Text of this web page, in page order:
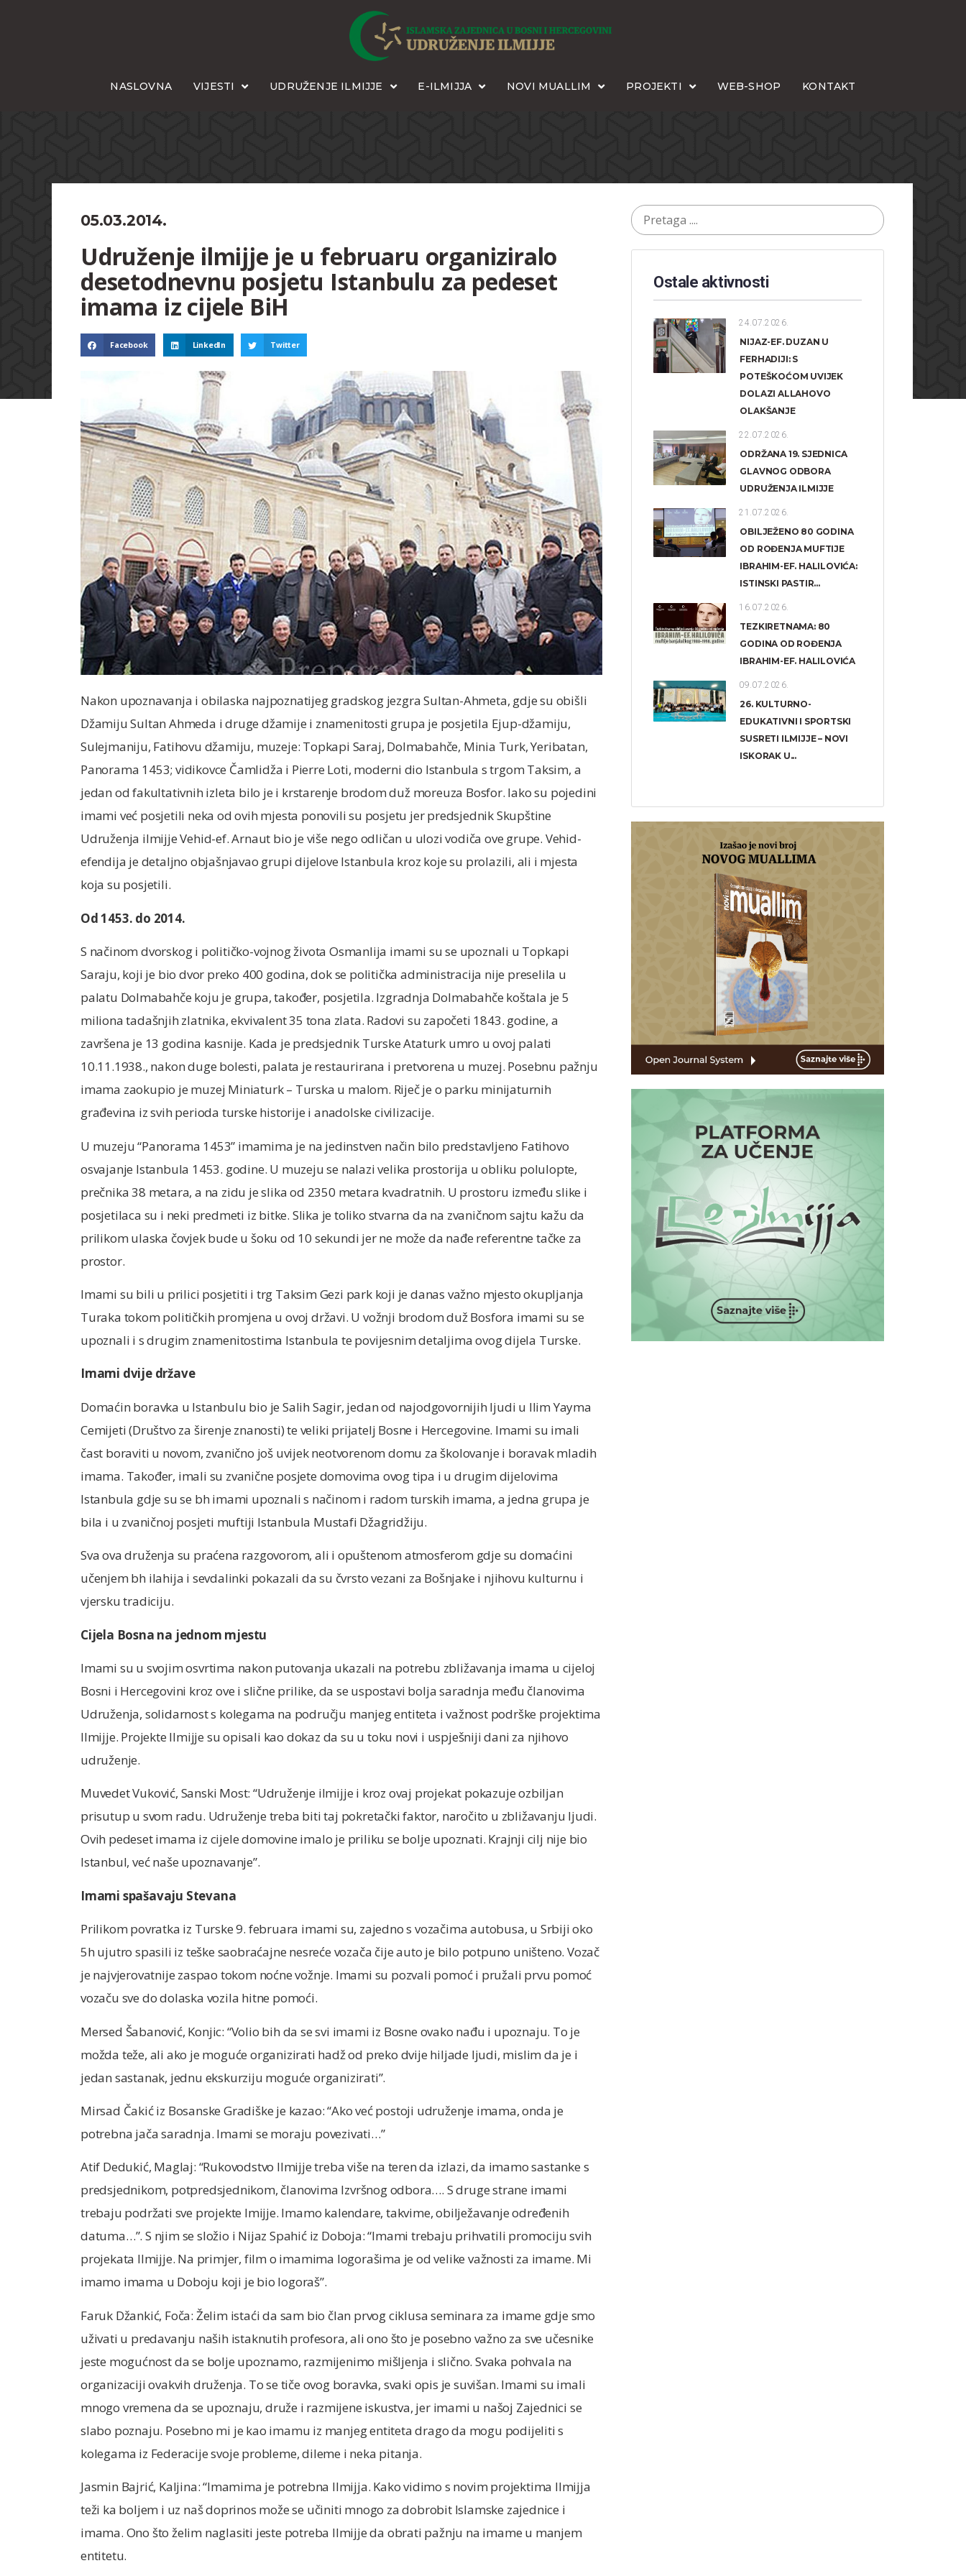
NASLOVNA VIJESTI UDRUŽENJE ILMIJJE E-ILMIJJA NOVI MUALLIM PROJEKTI WEB-SHOP KONTAKT
05.03.2014.
Udruženje ilmijje je u februaru organiziralo
desetodnevnu posjetu Istanbulu za pedeset
imama iz cijele BiH
Facebook LinkedIn Twitter
Nakon upoznavanja i obilaska najpoznatijeg gradskog jezgra Sultan-Ahmeta, gdje su obišli
Džamiju Sultan Ahmeda i druge džamije i znamenitosti grupa je posjetila Ejup-džamiju,
Sulejmaniju, Fatihovu džamiju, muzeje: Topkapi Saraj, Dolmabahče, Minia Turk, Yeribatan,
Panorama 1453; vidikovce Čamlidža i Pierre Loti, moderni dio Istanbula s trgom Taksim, a
jedan od fakultativnih izleta bilo je i krstarenje brodom duž moreuza Bosfor. Iako su pojedini
imami već posjetili neka od ovih mjesta ponovili su posjetu jer predsjednik Skupštine
Udruženja ilmijje Vehid-ef. Arnaut bio je više nego odličan u ulozi vodiča ove grupe. Vehid-
efendija je detaljno objašnjavao grupi dijelove Istanbula kroz koje su prolazili, ali i mjesta
koja su posjetili.
Od 1453. do 2014.
S načinom dvorskog i političko-vojnog života Osmanlija imami su se upoznali u Topkapi
Saraju, koji je bio dvor preko 400 godina, dok se politička administracija nije preselila u
palatu Dolmabahče koju je grupa, također, posjetila. Izgradnja Dolmabahče koštala je 5
miliona tadašnjih zlatnika, ekvivalent 35 tona zlata. Radovi su započeti 1843. godine, a
završena je 13 godina kasnije. Kada je predsjednik Turske Ataturk umro u ovoj palati
10.11.1938., nakon duge bolesti, palata je restaurirana i pretvorena u muzej. Posebnu pažnju
imama zaokupio je muzej Miniaturk – Turska u malom. Riječ je o parku minijaturnih
građevina iz svih perioda turske historije i anadolske civilizacije.
U muzeju “Panorama 1453” imamima je na jedinstven način bilo predstavljeno Fatihovo
osvajanje Istanbula 1453. godine. U muzeju se nalazi velika prostorija u obliku polulopte,
prečnika 38 metara, a na zidu je slika od 2350 metara kvadratnih. U prostoru između slike i
posjetilaca su i neki predmeti iz bitke. Slika je toliko stvarna da na zvaničnom sajtu kažu da
prilikom ulaska čovjek bude u šoku od 10 sekundi jer ne može da nađe referentne tačke za
prostor.
Imami su bili u prilici posjetiti i trg Taksim Gezi park koji je danas važno mjesto okupljanja
Turaka tokom političkih promjena u ovoj državi. U vožnji brodom duž Bosfora imami su se
upoznali i s drugim znamenitostima Istanbula te povijesnim detaljima ovog dijela Turske.
Imami dvije države
Domaćin boravka u Istanbulu bio je Salih Sagir, jedan od najodgovornijih ljudi u Ilim Yayma
Cemijeti (Društvo za širenje znanosti) te veliki prijatelj Bosne i Hercegovine. Imami su imali
čast boraviti u novom, zvanično još uvijek neotvorenom domu za školovanje i boravak mladih
imama. Također, imali su zvanične posjete domovima ovog tipa i u drugim dijelovima
Istanbula gdje su se bh imami upoznali s načinom i radom turskih imama, a jedna grupa je
bila i u zvaničnoj posjeti muftiji Istanbula Mustafi Džagridžiju.
Sva ova druženja su praćena razgovorom, ali i opuštenom atmosferom gdje su domaćini
učenjem bh ilahija i sevdalinki pokazali da su čvrsto vezani za Bošnjake i njihovu kulturnu i
vjersku tradiciju.
Cijela Bosna na jednom mjestu
Imami su u svojim osvrtima nakon putovanja ukazali na potrebu zbližavanja imama u cijeloj
Bosni i Hercegovini kroz ove i slične prilike, da se uspostavi bolja saradnja među članovima
Udruženja, solidarnost s kolegama na području manjeg entiteta i važnost podrške projektima
Ilmijje. Projekte Ilmijje su opisali kao dokaz da su u toku novi i uspješniji dani za njihovo
udruženje.
Muvedet Vuković, Sanski Most: “Udruženje ilmijje i kroz ovaj projekat pokazuje ozbiljan
prisutup u svom radu. Udruženje treba biti taj pokretački faktor, naročito u zbližavanju ljudi.
Ovih pedeset imama iz cijele domovine imalo je priliku se bolje upoznati. Krajnji cilj nije bio
Istanbul, već naše upoznavanje”.
Imami spašavaju Stevana
Prilikom povratka iz Turske 9. februara imami su, zajedno s vozačima autobusa, u Srbiji oko
5h ujutro spasili iz teške saobraćajne nesreće vozača čije auto je bilo potpuno uništeno. Vozač
je najvjerovatnije zaspao tokom noćne vožnje. Imami su pozvali pomoć i pružali prvu pomoć
vozaču sve do dolaska vozila hitne pomoći.
Mersed Šabanović, Konjic: “Volio bih da se svi imami iz Bosne ovako nađu i upoznaju. To je
možda teže, ali ako je moguće organizirati hadž od preko dvije hiljade ljudi, mislim da je i
jedan sastanak, jednu ekskurziju moguće organizirati”.
Mirsad Čakić iz Bosanske Gradiške je kazao: “Ako već postoji udruženje imama, onda je
potrebna jača saradnja. Imami se moraju povezivati…”
Atif Dedukić, Maglaj: “Rukovodstvo Ilmijje treba više na teren da izlazi, da imamo sastanke s
predsjednikom, potpredsjednikom, članovima Izvršnog odbora…. S druge strane imami
trebaju podržati sve projekte Imijje. Imamo kalendare, takvime, obilježavanje određenih
datuma…”. S njim se složio i Nijaz Spahić iz Doboja: “Imami trebaju prihvatili promociju svih
projekata Ilmijje. Na primjer, film o imamima logorašima je od velike važnosti za imame. Mi
imamo imama u Doboju koji je bio logoraš”.
Faruk Džankić, Foča: Želim istaći da sam bio član prvog ciklusa seminara za imame gdje smo
uživati u predavanju naših istaknutih profesora, ali ono što je posebno važno za sve učesnike
jeste mogućnost da se bolje upoznamo, razmijenimo mišljenja i slično. Svaka pohvala na
organizaciji ovakvih druženja. To se tiče ovog boravka, svaki opis je suvišan. Imami su imali
mnogo vremena da se upoznaju, druže i razmijene iskustva, jer imami u našoj Zajednici se
slabo poznaju. Posebno mi je kao imamu iz manjeg entiteta drago da mogu podijeliti s
kolegama iz Federacije svoje probleme, dileme i neka pitanja.
Jasmin Bajrić, Kaljina: “Imamima je potrebna Ilmijja. Kako vidimo s novim projektima Ilmijja
teži ka boljem i uz naš doprinos može se učiniti mnogo za dobrobit Islamske zajednice i
imama. Ono što želim naglasiti jeste potreba Ilmijje da obrati pažnju na imame u manjem
entitetu.
Ostale aktivnosti
24.07.2026.
NIJAZ-EF. DUZAN U
FERHADIJI: S
POTEŠKOĆOM UVIJEK
DOLAZI ALLAHOVO
OLAKŠANJE
22.07.2026.
ODRŽANA 19. SJEDNICA
GLAVNOG ODBORA
UDRUŽENJA ILMIJJE
21.07.2026.
OBILJEŽENO 80 GODINA
OD ROĐENJA MUFTIJE
IBRAHIM-EF. HALILOVIĆA:
ISTINSKI PASTIR...
16.07.2026.
TEZKIRETNAMA: 80
GODINA OD ROĐENJA
IBRAHIM-EF. HALILOVIĆA
09.07.2026.
26. KULTURNO-
EDUKATIVNI I SPORTSKI
SUSRETI ILMIJJE – NOVI
ISKORAK U...